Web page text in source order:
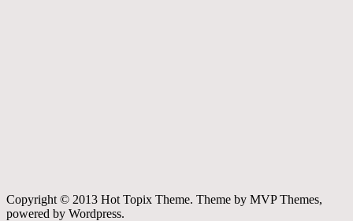
Copyright © 2013 Hot Topix Theme. Theme by MVP Themes,
powered by Wordpress.